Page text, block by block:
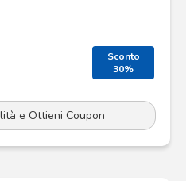
Sconto
30%
e Ottieni Coupon